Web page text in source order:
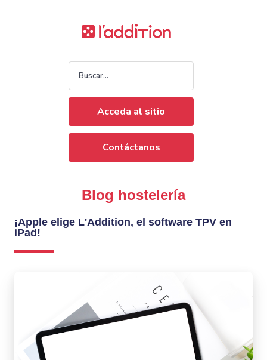
Acceda al sitio
Contáctanos
Blog hostelería
¡Apple elige L'Addition, el software TPV en
iPad!